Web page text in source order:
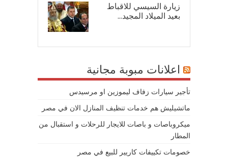
زيارة السيسي للاقباط
بعيد الميلاد المجيد...
اعلانات مبوبة مجانية
تأجير سيارات زفاف ليموزين او مرسيدس
ماتشيليش هم خدمات تنظيف المنازل الان في مصر
ميكروباصات و باصات للايجار للرحلات و استقبال من
المطار
خصومات تكييفات كاريير للبيع في مصر